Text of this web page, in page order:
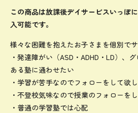
この商品は放課後デイサービスいっぽ
入可能です。
様々な困難を抱えたお子さまを個別で
・発達障がい（ASD・ADHD・LD）、
ある塾に通わせたい
・学習が苦手なのでフォローをして欲
・不登校気味なので授業のフォローを
・普通の学習塾では心配